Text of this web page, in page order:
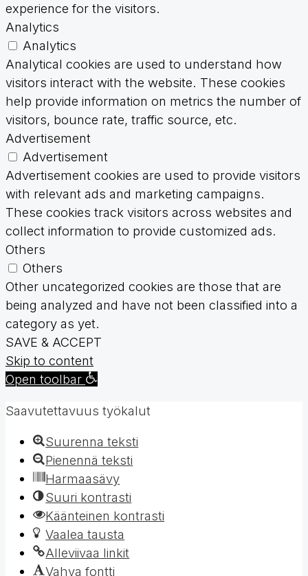
experience for the visitors.
Analytics
Analytics
Analytical cookies are used to understand how
visitors interact with the website. These cookies
help provide information on metrics the number of
visitors, bounce rate, traffic source, etc.
Advertisement
Advertisement
Advertisement cookies are used to provide visitors
with relevant ads and marketing campaigns.
These cookies track visitors across websites and
collect information to provide customized ads.
Others
Others
Other uncategorized cookies are those that are
being analyzed and have not been classified into a
category as yet.
SAVE & ACCEPT
Skip to content
Open toolbar
Saavutettavuus työkalut
Suurenna teksti
Pienennä teksti
Harmaasävy
Suuri kontrasti
Käänteinen kontrasti
Vaalea tausta
Alleviivaa linkit
Vahva fontti